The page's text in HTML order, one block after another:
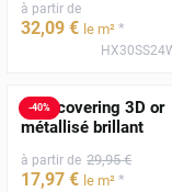
à partir de
32,09 € le m² *
-40%
Film covering 3D or
métallisé brillant
à partir de 29,95 €
17,97 € le m² *